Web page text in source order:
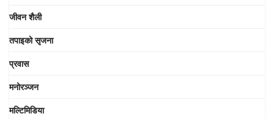
जीवन शैली
तपाइको सृजना
प्रवास
मनोरञ्जन
मल्टिमिडिया